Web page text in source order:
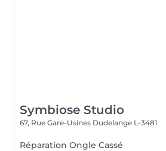
Symbiose Studio
67, Rue Gare-Usines Dudelange L-3481
Réparation Ongle Cassé